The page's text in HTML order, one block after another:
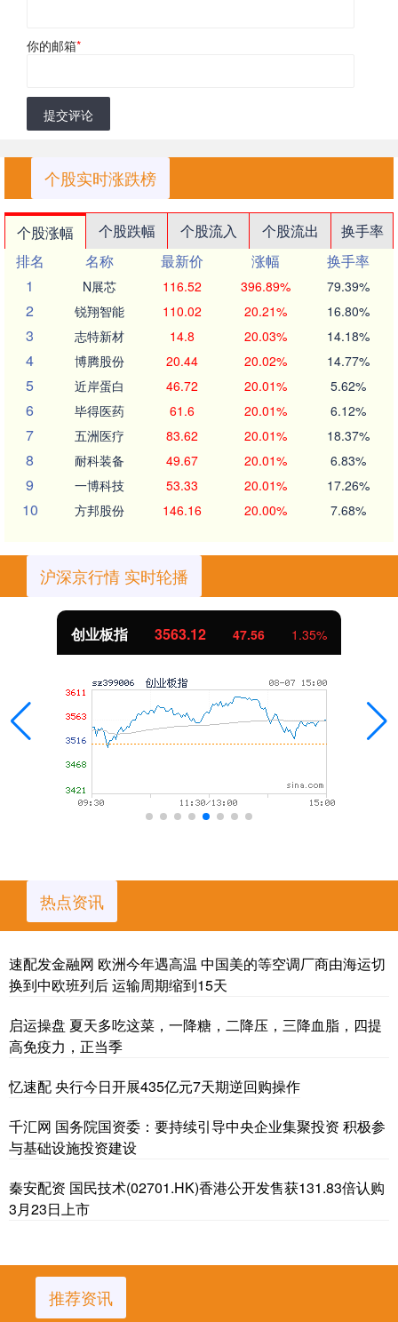
你的邮箱*
提交评论
个股实时涨跌榜
个股涨幅 个股跌幅 个股流入 个股流出
换手率
排名
名称 最新价 涨幅
换手率
1
N展芯 116.52 396.89% 79.39%
2 锐翔智能 110.02 20.21% 16.80%
3 志特新材 14.8 20.03% 14.18%
4 博腾股份 20.44 20.02% 14.77%
5 近岸蛋白 46.72 20.01% 5.62%
6 毕得医药 61.6 20.01% 6.12%
7 五洲医疗 83.62 20.01% 18.37%
8 耐科装备 49.67 20.01% 6.83%
9 一博科技 53.33 20.01% 17.26%
10 方邦股份 146.16 20.00% 7.68%
沪深京行情 实时轮播
创业板指 3563.12 47.56 1.35%
热点资讯
速配发金融网 欧洲今年遇高温 中国美的等空调厂商由海运切
换到中欧班列后 运输周期缩到15天
启运操盘 夏天多吃这菜，一降糖，二降压，三降血脂，四提
高免疫力，正当季
忆速配 央行今日开展435亿元7天期逆回购操作
千汇网 国务院国资委：要持续引导中央企业集聚投资 积极参
与基础设施投资建设
秦安配资 国民技术(02701.HK)香港公开发售获131.83倍认购
3月23日上市
推荐资讯